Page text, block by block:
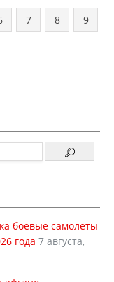
7 8
9
боевые самолеты
года 7 августа,